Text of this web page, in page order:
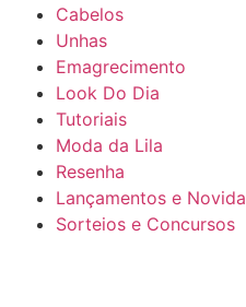
Cabelos
Unhas
Emagrecimento
Look Do Dia
Tutoriais
Moda da Lila
Resenha
Lançamentos e
Sorteios e Concursos